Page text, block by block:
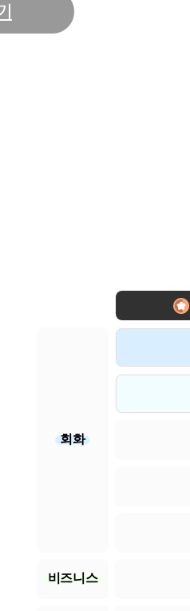
회화
비즈니스